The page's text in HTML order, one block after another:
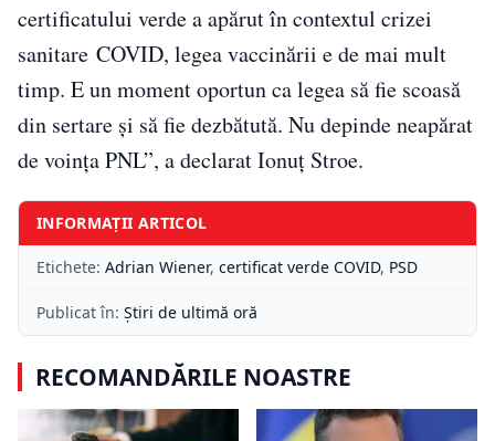
certificatului verde a apărut în contextul crizei
sanitare COVID, legea vaccinării e de mai mult
timp. E un moment oportun ca legea să fie scoasă
din sertare și să fie dezbătută. Nu depinde neapărat
de voința PNL”, a declarat Ionuț Stroe.
INFORMAȚII ARTICOL
Etichete: Adrian Wiener, certificat verde COVID, PSD
Publicat în: Știri de ultimă oră
RECOMANDĂRILE NOASTRE